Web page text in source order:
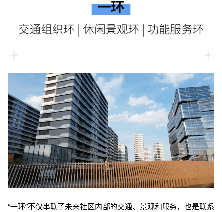
“一环”不仅串联了未来社区内部的交通、景观和服务，也是联系